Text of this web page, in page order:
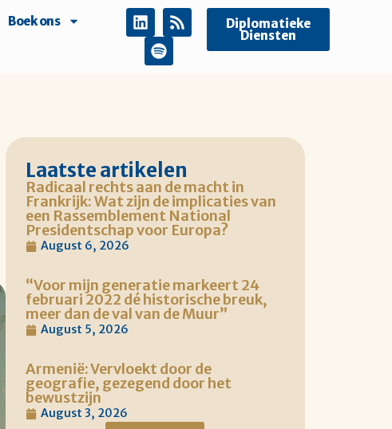
Boek ons Diplomatieke
Diensten
Laatste artikelen
Radicaal rechts aan de macht in
Frankrijk: Wat zijn de implicaties van
een Rassemblement National
Presidentschap voor Europa?
August 6, 2026
“Voor mijn generatie markeert 24
februari 2022 dé historische breuk,
meer dan de val van de Muur”
August 5, 2026
Armenië: Vervloekt door de
geografie, gezegend door het
bewustzijn
August 3, 2026